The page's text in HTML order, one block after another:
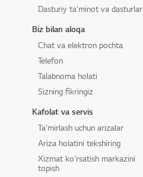
Dasturiy ta'minot va dasturlar
Biz bilan aloqa
Chat va elektron pochta
Telefon
Talabnoma holati
Sizning fikringiz
Kafolat va servis
Ta'mirlash uchun arizalar
Ariza holatini tekshiring
Xizmat ko'rsatish markazini
topish